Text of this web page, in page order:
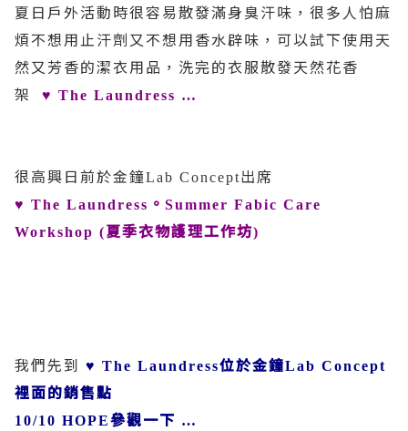
夏日戶外活動時很容易散發滿身臭汗味，很多人怕麻
煩不想用止汗劑又不想用香水辟味，可以試下使用天
然又芳香的潔衣用品，洗完的衣服散發天然花香
架
♥ The Laundress …
很高興日前於金鐘Lab Concept出席
♥ The Laundress 。 Summer Fabic Care
Workshop (夏季衣物護理工作坊)
我們先到 ♥ The Laundress位於金鐘Lab Concept
裡面的銷售點
10/10 HOPE參觀一下 …